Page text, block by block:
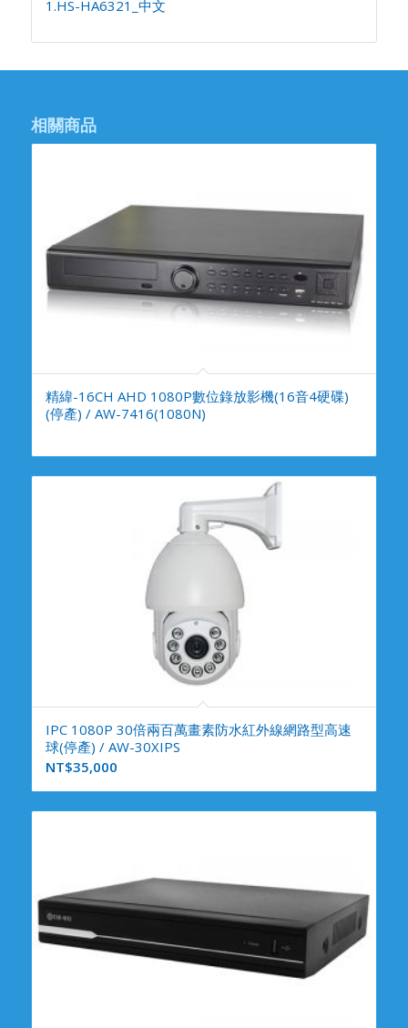
1.HS-HA6321_中文
相關商品
精緯-16CH AHD 1080P數位錄放影機(16音4硬碟)
(停產) / AW-7416(1080N)
IPC 1080P 30倍兩百萬畫素防水紅外線網路型高速
球(停產) / AW-30XIPS
NT$35,000